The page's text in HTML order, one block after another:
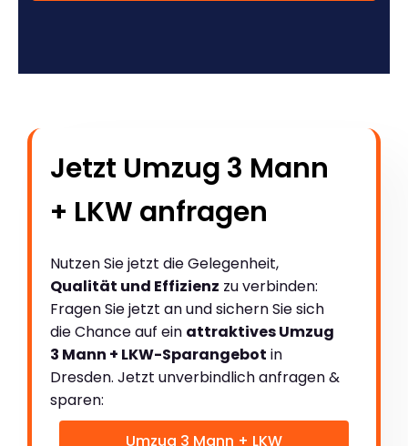
Jetzt Umzug 3 Mann
+ LKW anfragen
Nutzen Sie jetzt die Gelegenheit,
Qualität und Effizienz zu verbinden:
Fragen Sie jetzt an und sichern Sie sich
die Chance auf ein attraktives Umzug
3 Mann + LKW-Sparangebot in
Dresden. Jetzt unverbindlich anfragen &
sparen:
Umzug 3 Mann + LKW